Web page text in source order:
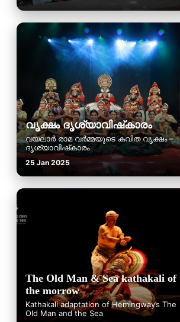
വൃക്ഷം ദൃശ്യാവിഷ്‌കാരം
വയലാർ രാമ വർമ്മയുടെ കവിത വൃക്ഷം –
ദൃശ്യാവിഷ്‌കാരം
25 Jan 2025
The Old Man & Sea kathakali of
the morrow
Kathakali adaptation of Hemingway’s The
Old Man and the Sea